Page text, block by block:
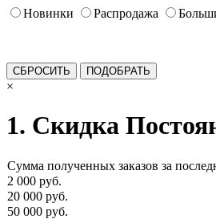
Новинки Распродажа
×
1. Скидка
Сумма полученных заказов за
2 000 руб.
20 000 руб.
50 000 руб.